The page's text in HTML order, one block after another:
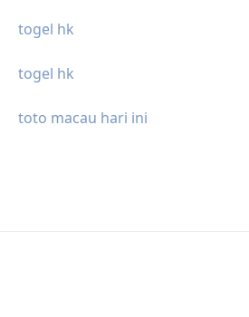
togel hk
togel hk
toto macau hari ini